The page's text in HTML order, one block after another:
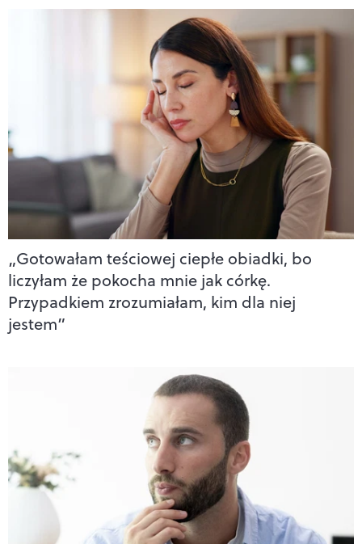
„Gotowałam teściowej ciepłe obiadki, bo
liczyłam że pokocha mnie jak córkę.
Przypadkiem zrozumiałam, kim dla niej
jestem”